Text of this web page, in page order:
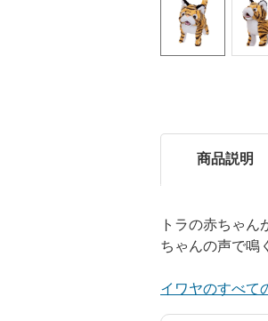
商品説明
トラの赤ちゃ
ちゃんの声で鳴
イワヤのすべて